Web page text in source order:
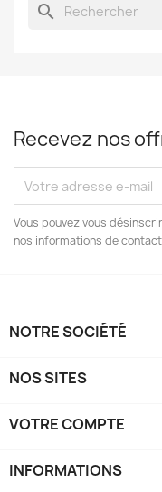
search
Recevez nos
Vous pouvez vous
nos informations de
NOTRE SOCIÉTÉ
NOS SITES
VOTRE COMPTE
INFORMATIONS